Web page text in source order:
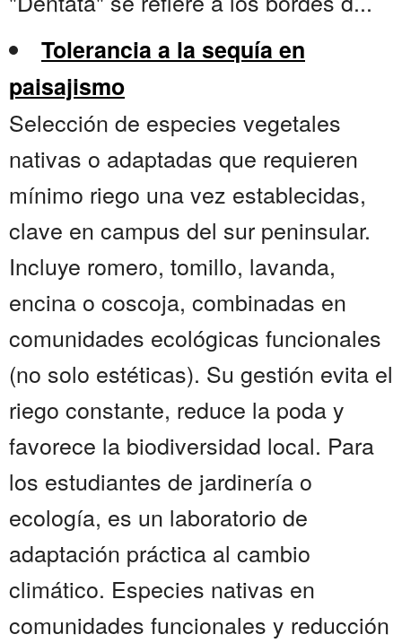
Tolerancia a la sequía en
paisajismo
Selección de especies vegetales
nativas o adaptadas que requieren
mínimo riego una vez establecidas,
clave en campus del sur peninsular.
Incluye romero, tomillo, lavanda,
encina o coscoja, combinadas en
comunidades ecológicas funcionales
(no solo estéticas). Su gestión evita el
riego constante, reduce la poda y
favorece la biodiversidad local. Para
los estudiantes de jardinería o
ecología, es un laboratorio de
adaptación práctica al cambio
climático. Especies nativas en
comunidades funcionales y reducción